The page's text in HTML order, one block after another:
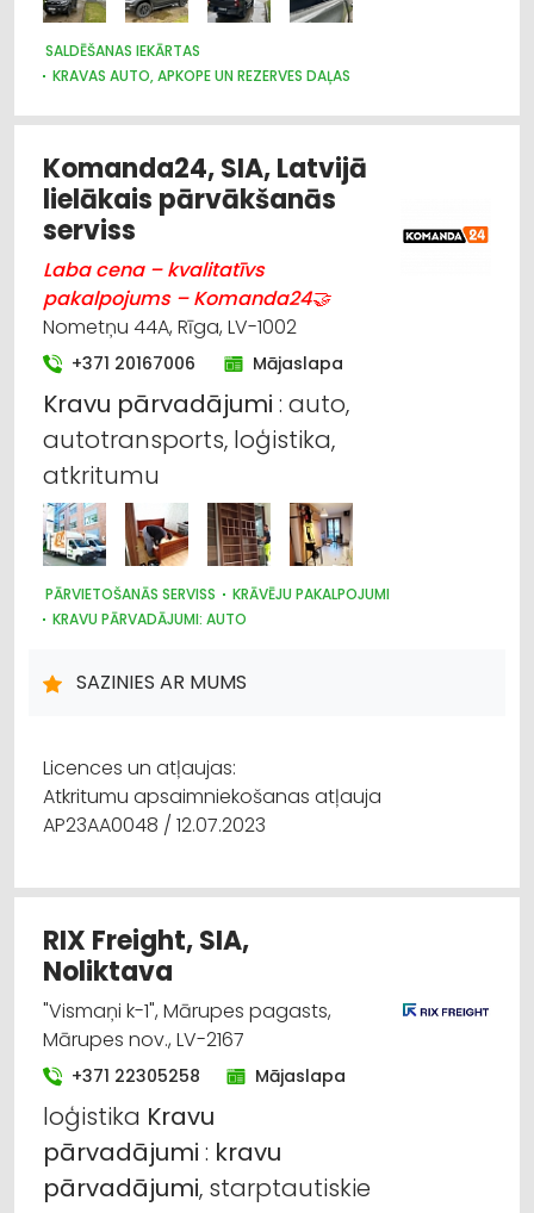
SALDĒŠANAS IEKĀRTAS
KRAVAS AUTO, APKOPE UN REZERVES DAĻAS
KRAVU PĀRVADĀJUMI: AUTO
AUTOTRANSPORTS
AUTO REZERVES DAĻU TIRDZNIECĪBA
Komanda24, SIA, Latvijā
lielākais pārvākšanās
serviss
Laba cena – kvalitatīvs
pakalpojums – Komanda24🤝
Nometņu 44A, Rīga, LV-1002
+371 20167006 Mājaslapa
Kravu pārvadājumi : auto,
autotransports, loģistika,
atkritumu
PĀRVIETOŠANĀS SERVISS
KRĀVĒJU PAKALPOJUMI
KRAVU PĀRVADĀJUMI: AUTO
ATKRITUMU IZVEŠANA, KONTEINERU NOMA
IEPAKOJUMS, IESAIŅOŠANA
SAZINIES AR MUMS
Licences un atļaujas:
Atkritumu apsaimniekošanas atļauja
AP23AA0048 / 12.07.2023
RIX Freight, SIA,
Noliktava
"Vismaņi k-1", Mārupes pagasts,
Mārupes nov., LV-2167
+371 22305258 Mājaslapa
loģistika Kravu
pārvadājumi : kravu
pārvadājumi, starptautiskie